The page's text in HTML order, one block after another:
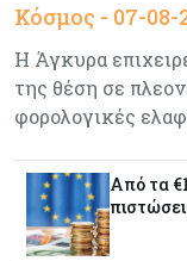
Γιατί το
Ελλάδα
Κόσμος - 07-08-
Η Άγκυρα
της θέση σε
φορολογικές
Από τα